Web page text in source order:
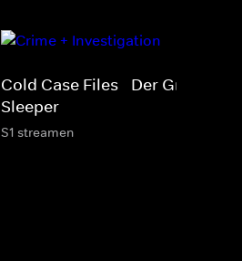
Cold Case Files - Der Grim
Sleeper
S1 streamen